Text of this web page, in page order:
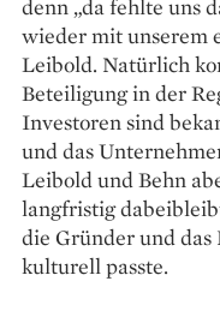
denn „da fehlte uns
wieder mit unserem
Leibold. Natürlich
Beteiligung in der
Investoren sind
und das
Leibold und Behn
langfristig
die Gründer und
kulturell passte.